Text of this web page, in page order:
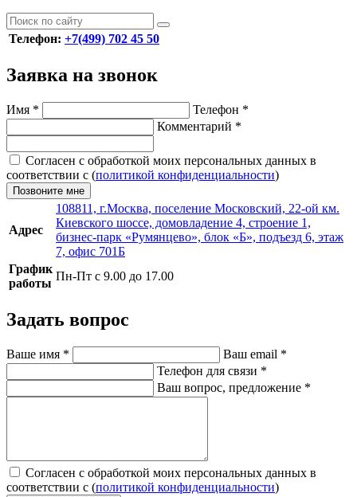
Телефон: +7(499) 702 45 50
Заявка на звонок
Имя * Телефон *
Комментарий *
Согласен с обработкой моих персональных данных в
соответствии с (политикой конфиденциальности)
Позвоните мне
Адрес
108811, г.Москва, поселение Московский, 22-ой км.
Киевского шоссе, домовладение 4, строение 1,
бизнес-парк «Румянцево», блок «Б», подъезд 6, этаж
7, офис 701Б
График
работы
Пн-Пт с 9.00 до 17.00
Задать вопрос
Ваше имя * Ваш email *
Телефон для связи *
Ваш вопрос, предложение *
Согласен с обработкой моих персональных данных в
соответствии с (политикой конфиденциальности)